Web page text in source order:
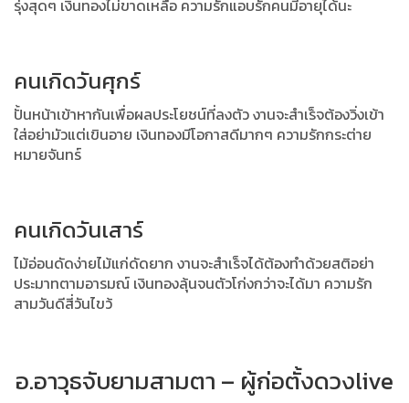
รุ่งสุดๆ เงินทองไม่ขาดเหลือ ความรักแอบรักคนมีอายุได้นะ
คนเกิดวันศุกร์
ปั้นหน้าเข้าหากันเพื่อผลประโยชน์ที่ลงตัว งานจะสำเร็จต้องวิ่งเข้า
ใส่อย่ามัวแต่เขินอาย เงินทองมีโอกาสดีมากๆ ความรักกระต่าย
หมายจันทร์
คนเกิดวันเสาร์
ไม้อ่อนดัดง่ายไม้แก่ดัดยาก งานจะสำเร็จได้ต้องทำด้วยสติอย่า
ประมาทตามอารมณ์ เงินทองลุ้นจนตัวโก่งกว่าจะได้มา ความรัก
สามวันดีสี่วันไขว้
อ.อาวุธจับยามสามตา – ผู้ก่อตั้งดวงlive